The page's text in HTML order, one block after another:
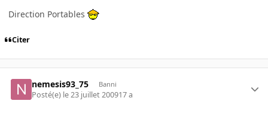
Direction Portables
Citer
nemesis93_75 Banni
Posté(e) le 23 juillet 200917 a